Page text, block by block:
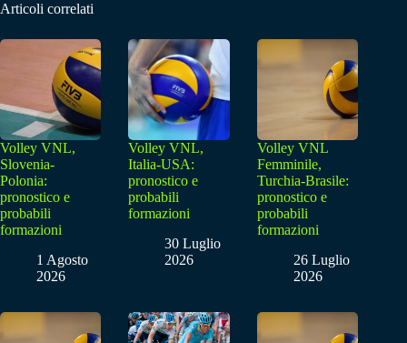
Articoli correlati
Volley VNL,
Slovenia-
Polonia:
pronostico e
probabili
formazioni
1 Agosto
2026
Volley VNL,
Italia-USA:
pronostico e
probabili
formazioni
30 Luglio
2026
Volley VNL
Femminile,
Turchia-Brasile:
pronostico e
probabili
formazioni
26 Luglio
2026